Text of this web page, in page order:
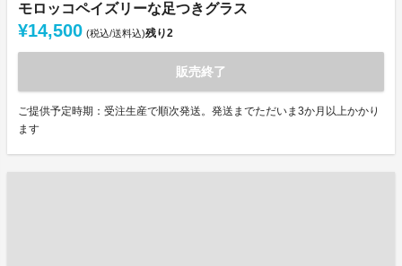
モロッコペイズリーな足つきグラス
¥14,500 (税込/送料込)残り2
販売終了
ご提供予定時期：受注生産で順次発送。発送までただいま3か月以上かかり
ます